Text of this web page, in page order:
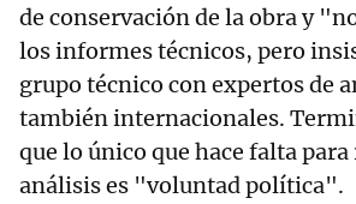
de conservación de la obra y
los informes técnicos, pero
grupo técnico con expertos de
también internacionales.
que lo único que hace falta
análisis es "voluntad política".